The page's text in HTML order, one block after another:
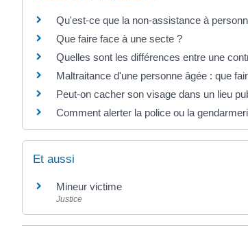
Qu'est-ce que la non-assistance à
Que faire face à une secte ?
Quelles sont les différences entre une
Maltraitance d'une personne âgée : que
Peut-on cacher son visage dans un lieu
Comment alerter la police ou la
Et aussi
Mineur victime
Justice